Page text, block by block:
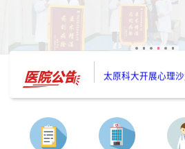
太原科大开展--“心
太原科大开展心理